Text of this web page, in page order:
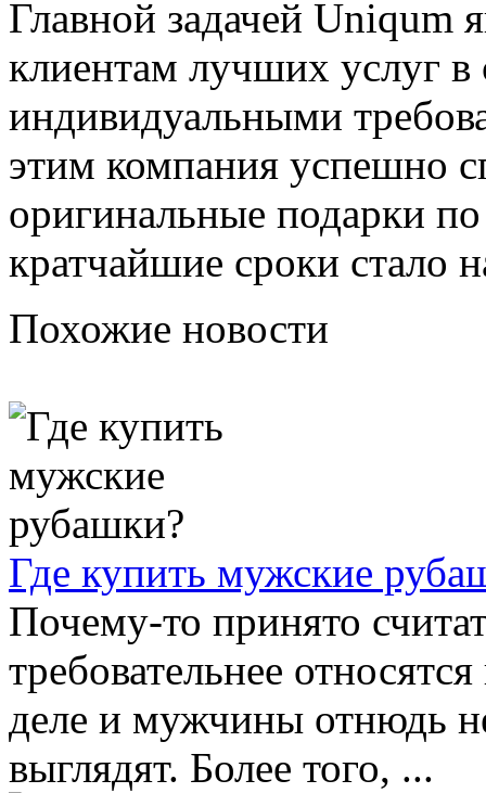
Главной задачей Uniqum
клиентам лучших услуг в
индивидуальными
этим компания успешно
оригинальные подарки
кратчайшие сроки стало
Похожие новости
Где купить мужские
Почему-то принято
требовательнее
деле и мужчины отнюдь
выглядят. Более того, ...